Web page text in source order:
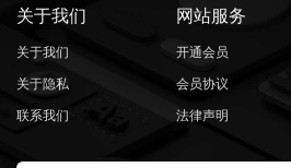
关于我们
关于我们
关于隐私
联系我们
网站服务
开通会员
会员协议
法律声明